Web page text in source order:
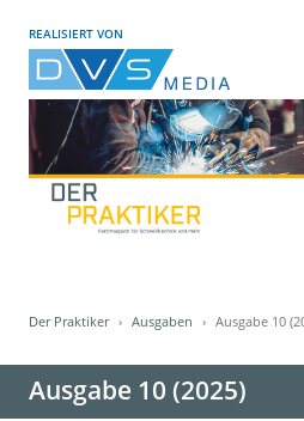
REALISIERT VON
Der Praktiker Ausgaben Ausgabe 10
Ausgabe 10 (2025)